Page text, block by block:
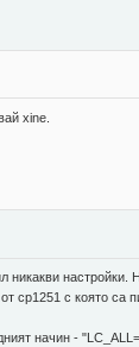
xine.
cp1251 с която
начин -